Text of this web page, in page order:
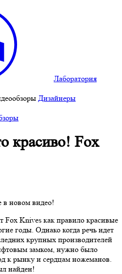
Лаборатория
Дизайнеры
красиво! Fox
в новом видео!
Fox Knives как правило красивые
годы. Однако когда речь идет
крупных производителей
замком, нужно было
к рынку и сердцам ножеманов.
найден!